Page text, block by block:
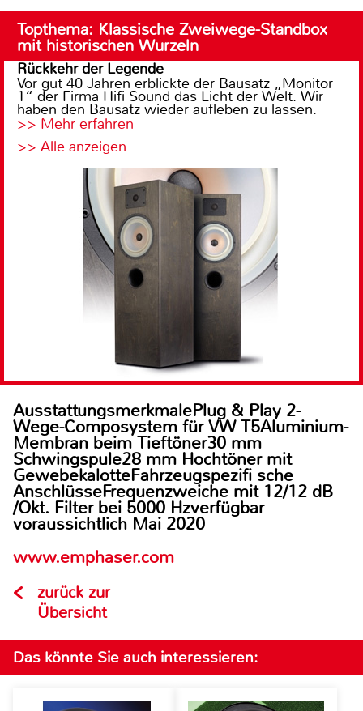
Topthema: Klassische Zweiwege-Standbox
mit historischen Wurzeln
Rückkehr der Legende
Vor gut 40 Jahren erblickte der Bausatz „Monitor
1“ der Firma Hifi Sound das Licht der Welt. Wir
haben den Bausatz wieder aufleben zu lassen.
>> Mehr erfahren
>> Alle anzeigen
AusstattungsmerkmalePlug & Play 2-
Wege-Composystem für VW T5Aluminium-
Membran beim Tieftöner30 mm
Schwingspule28 mm Hochtöner mit
GewebekalotteFahrzeugspezifi sche
AnschlüsseFrequenzweiche mit 12/12 dB
/Okt. Filter bei 5000 Hzverfügbar
voraussichtlich Mai 2020
www.emphaser.com
zurück zur
Übersicht
Das könnte Sie auch interessieren: